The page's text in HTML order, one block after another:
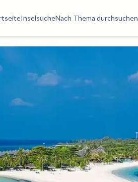
InselsucheNach Thema durchsuchen